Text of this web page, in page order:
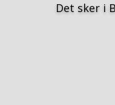
Det sker i